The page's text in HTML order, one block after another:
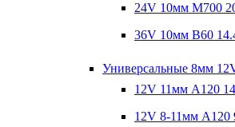
24V 10мм M700
36V 10мм B60
Универсальные 8мм
12V 11мм A120
12V 8-11мм A120